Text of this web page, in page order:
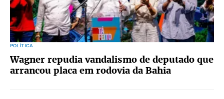
POLÍTICA
Wagner repudia vandalismo de deputado que
arrancou placa em rodovia da Bahia